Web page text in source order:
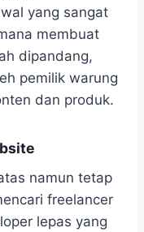
yang sangat
membuat
dipandang,
pemilik warung
dan produk.
namun tetap
freelancer
lepas yang